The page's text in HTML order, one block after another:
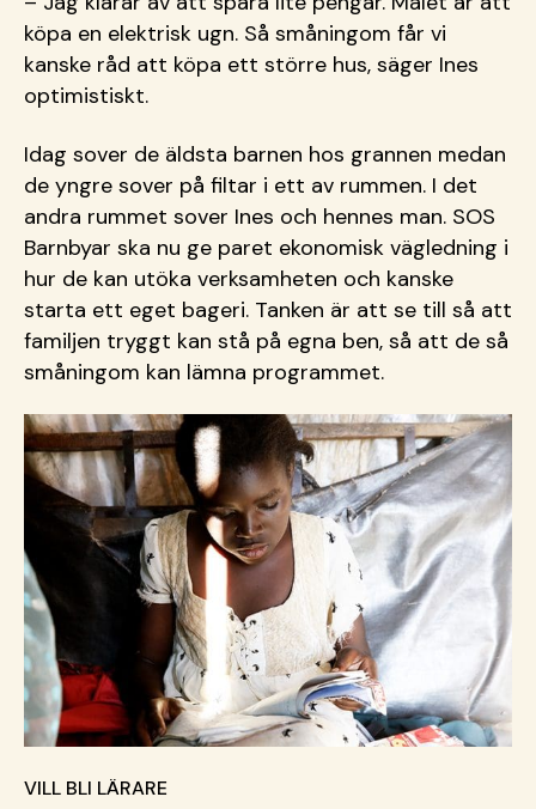
köpa en elektrisk ugn. Så småningom får vi
kanske råd att köpa ett större hus, säger Ines
optimistiskt.
Idag sover de äldsta barnen hos grannen medan
de yngre sover på filtar i ett av rummen. I det
andra rummet sover Ines och hennes man. SOS
Barnbyar ska nu ge paret ekonomisk vägledning i
hur de kan utöka verksamheten och kanske
starta ett eget bageri. Tanken är att se till så att
familjen tryggt kan stå på egna ben, så att de så
småningom kan lämna programmet.
VILL BLI LÄRARE